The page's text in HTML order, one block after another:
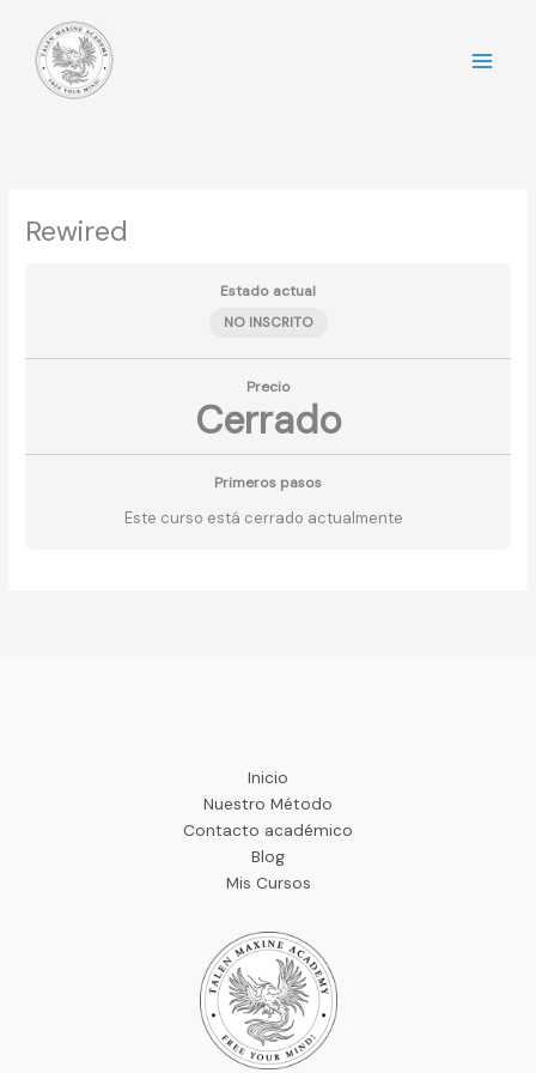
contenido
Rewired
Estado actual
NO INSCRITO
Precio
Cerrado
Primeros pasos
Este curso está cerrado actualmente
Inicio
Nuestro Método
Contacto académico
Blog
Mis Cursos